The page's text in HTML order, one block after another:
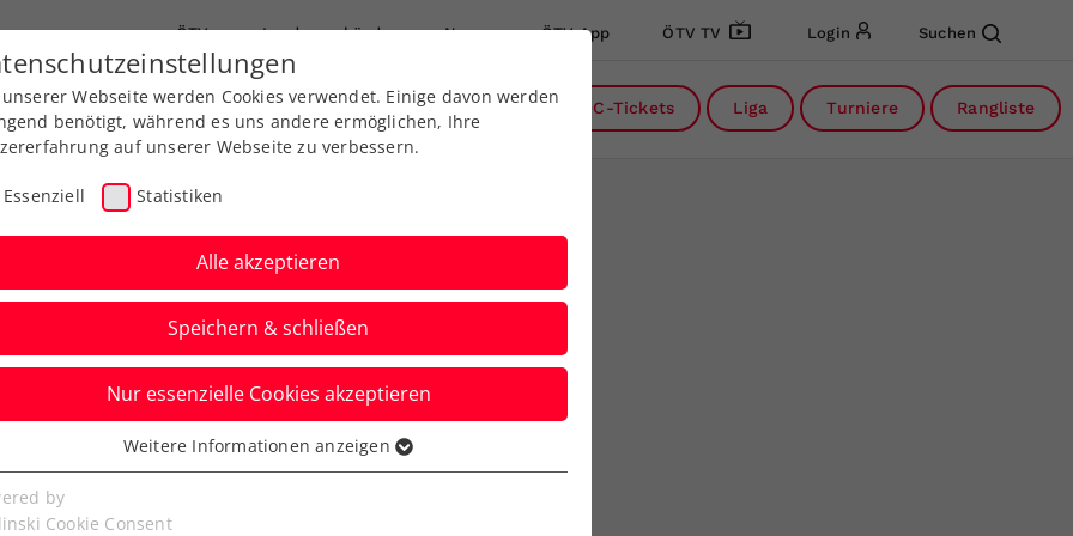
ÖTV Landesverbände News ÖTV App ÖTV TV Login Suchen
Ausbildung Services Über uns DC-Tickets Liga Turniere Rangliste
Musetti überrascht
Webseite werden Cookies verwendet. Einige davon werden
benötigt, während es uns andere ermöglichen, Ihre
auf unserer Webseite zu verbessern.
Essenziell Statistiken
Alle akzeptieren
Speichern & schließen
Nur essenzielle Cookies akzeptieren
Cookies werden für grundlegende Funktionen der
benötigt. Dadurch ist gewährleistet, dass die Webseite
Weitere Informationen anzeigen
by
Cookie Consent